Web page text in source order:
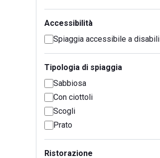
Accessibilità
Spiaggia accessibile a disabili
Tipologia di spiaggia
Sabbiosa
Con ciottoli
Scogli
Prato
Ristorazione